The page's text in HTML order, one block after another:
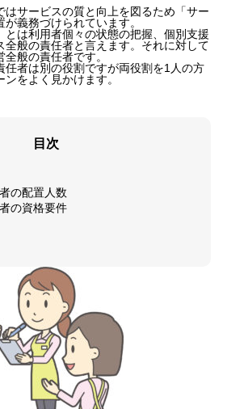
はサービスの質と向上を図るため「サー
義務づけられています。
とは利用者個々の状態の把握、個別支援
全般の責任者と言えます。それに対して
全般の責任者です。
任者は別の役割ですが両役割を1人の方
をよく見かけます。
目次
の配置人数
の資格要件